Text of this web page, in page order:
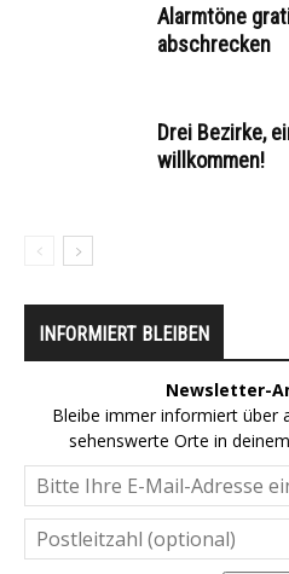
Alarmtöne
abschrecken
Drei Bezirke,
willkommen!
INFORMIERT BLEIBEN
Newsletter-
Bleibe immer informiert über
sehenswerte Orte in